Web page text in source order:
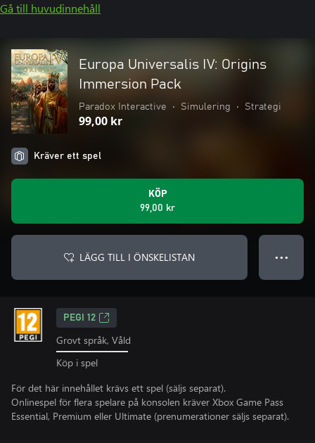
Gå till huvudinnehåll
Europa Universalis IV: Origins
Immersion Pack
Paradox Interactive • Simulering • Strategi
99,00 kr
Kräver ett spel
KÖP
99,00 kr
LÄGG TILL I ÖNSKELISTAN ● ● ●
PEGI 12
Grovt språk, Våld
Köp i spel
För det här innehållet krävs ett spel (säljs separat).
Onlinespel för flera spelare på konsolen kräver Xbox Game Pass
Essential, Premium eller Ultimate (prenumerationer säljs separat).